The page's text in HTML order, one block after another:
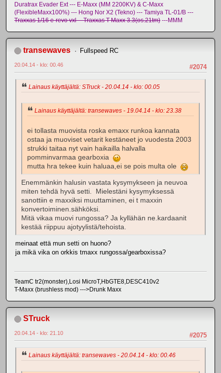
Duratrax Evader Ext --- E-Maxx (MM 2200KV) & C-Maxx
(FlexibleMaxx100%) --- Hong Nor X2 (Tekno) --- Tamiya TL-01/B ---
Traxxas 1/16 e-revo vxl -- Traxxas T-Maxx 3.3(os.21tm) ---MMM
transewaves Fullspeed RC
#2074
20.04.14 - klo: 00.46
Lainaus käyttäjältä: STruck - 20.04.14 - klo: 00.05
Lainaus käyttäjältä: transewaves - 19.04.14 - klo: 23.38
ei tollasta muovista roska emaxx runkoa kannata
ostaa ja muoviset vetarit kestäneet jo vuodesta 2003
strukki taitaa nyt vain haikailla halvalla
pomminvarmaa gearboxia
mutta hra tekee kuin haluaa,ei se pois multa ole
Enemmänkin halusin vastata kysymykseen ja neuvoa
miten tehdä hyvä setti. Mielestäni kysymyksessä
sanottiin e maxxiksi muuttaminen, ei t maxxin
konvertoiminen.sähköksi.
Mitä vikaa muovi rungossa? Ja kyllähän ne.kardaanit
kestää riippuu ajotyylistä/tehoista.
meinaat että mun setti on huono?
ja mikä vika on orkkis tmaxx rungossa/gearboxissa?
TeamC tr2(monster),Losi MicroT,HbGTE8,DESC410v2
T-Maxx (brushless mod) --->Drunk Maxx
STruck
#2075
20.04.14 - klo: 21.10
Lainaus käyttäjältä: transewaves - 20.04.14 - klo: 00.46